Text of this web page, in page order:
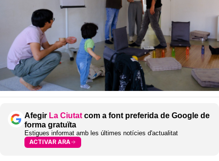
Afegir La Ciutat com a font preferida de Google de
forma gratuïta
Estigues informat amb les últimes notícies d'actualitat
ACTIVAR ARA